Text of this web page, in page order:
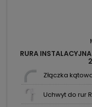
RURA
Złączka
Uchwyt do rur